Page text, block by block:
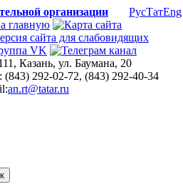
организации РусТатEng
Казань, ул. Баумана, 20
(843) 292-02-72, (843) 292-40-34
an.rt@tatar.ru